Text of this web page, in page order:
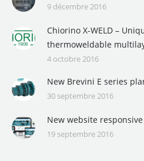
9 décembre 2016
Chiorino X-WELD –
thermoweldable
4 octobre 2016
New Brevini E series
30 septembre 2016
New website responsive
19 septembre 2016